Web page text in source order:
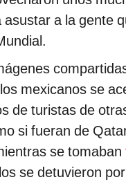
asustar a la gente
mexicanos se
de turistas de
si fueran de
se tomaban
se detuvieron